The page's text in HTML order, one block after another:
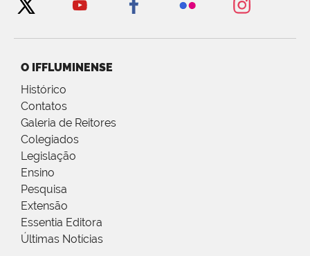
O IFFLUMINENSE
Histórico
Contatos
Galeria de Reitores
Colegiados
Legislação
Ensino
Pesquisa
Extensão
Essentia Editora
Últimas Notícias